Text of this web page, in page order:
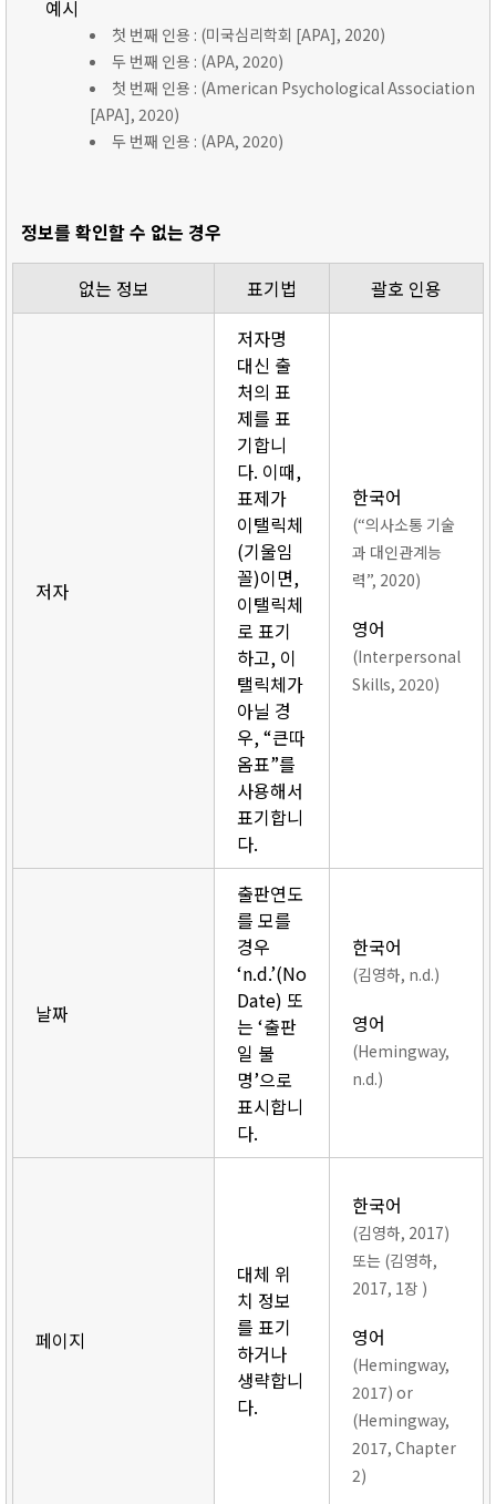
예시
첫 번째 인용 : (미국심리학회 [APA], 2020)
두 번째 인용 : (APA, 2020)
첫 번째 인용 : (American Psychological Association
[APA], 2020)
두 번째 인용 : (APA, 2020)
정보를 확인할 수 없는 경우
없는 정보 표기법 괄호 인용
저자
저자명
대신 출
처의 표
제를 표
기합니
다. 이때,
표제가
이탤릭체
(기울임
꼴)이면,
이탤릭체
로 표기
하고, 이
탤릭체가
아닐 경
우, “큰따
옴표”를
사용해서
표기합니
다.
한국어
(“의사소통 기술
과 대인관계능
력”, 2020)
영어
(Interpersonal
Skills, 2020)
날짜
출판연도
를 모를
경우
‘n.d.’(No
Date) 또
는 ‘출판
일 불
명’으로
표시합니
다.
한국어
(김영하, n.d.)
영어
(Hemingway,
n.d.)
페이지
대체 위
치 정보
를 표기
하거나
생략합니
다.
한국어
(김영하, 2017)
또는 (김영하,
2017, 1장 )
영어
(Hemingway,
2017) or
(Hemingway,
2017, Chapter
2)